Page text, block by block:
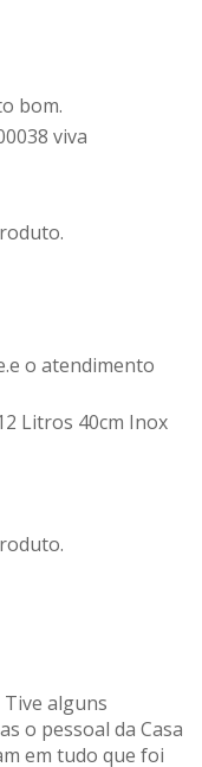
bom.
viva
o atendimento
Litros 40cm Inox
alguns
o pessoal da Casa
em tudo que foi